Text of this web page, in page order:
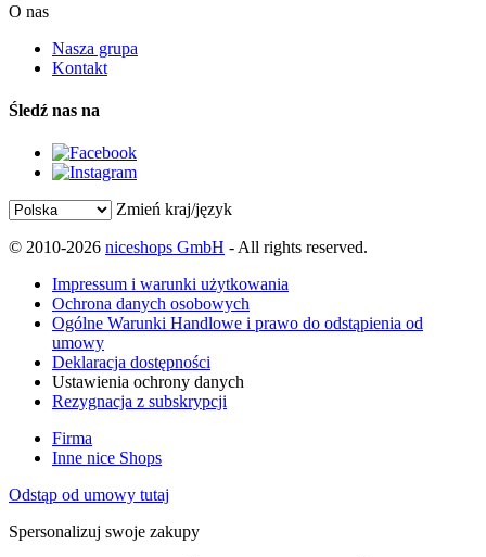
O nas
Nasza grupa
Kontakt
Śledź nas na
Zmień kraj/język
© 2010-2026 niceshops GmbH - All rights reserved.
Impressum i warunki użytkowania
Ochrona danych osobowych
Ogólne Warunki Handlowe i prawo do odstąpienia od
umowy
Deklaracja dostępności
Ustawienia ochrony danych
Rezygnacja z subskrypcji
Firma
Inne nice Shops
Odstąp od umowy tutaj
Spersonalizuj swoje zakupy